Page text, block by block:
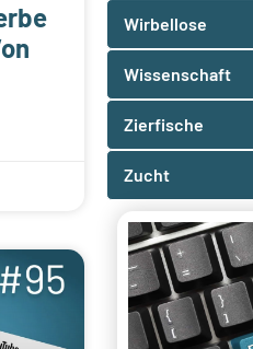
Wirbellose
Wissenschaft
Zierfische
Zucht